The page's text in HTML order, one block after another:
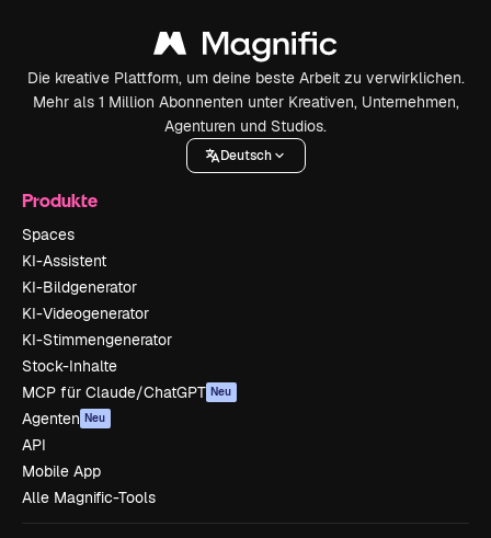
Die kreative Plattform, um deine beste Arbeit zu verwirklichen.
Mehr als 1 Million Abonnenten unter Kreativen, Unternehmen,
Agenturen und Studios.
Deutsch
Produkte
Spaces
KI-Assistent
KI-Bildgenerator
KI-Videogenerator
KI-Stimmengenerator
Stock-Inhalte
MCP für Claude/ChatGPT Neu
Agenten Neu
API
Mobile App
Alle Magnific-Tools